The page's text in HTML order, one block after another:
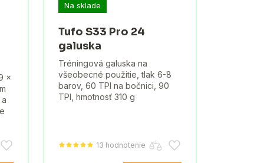
x
Na sklade
Tufo S33 Pro 24
galuska
Tréningová galuska na
všeobecné použitie, tlak 6-8
barov, 60 TPI na bočnici, 90
TPI, hmotnosť 310 g
13 hodnotenie